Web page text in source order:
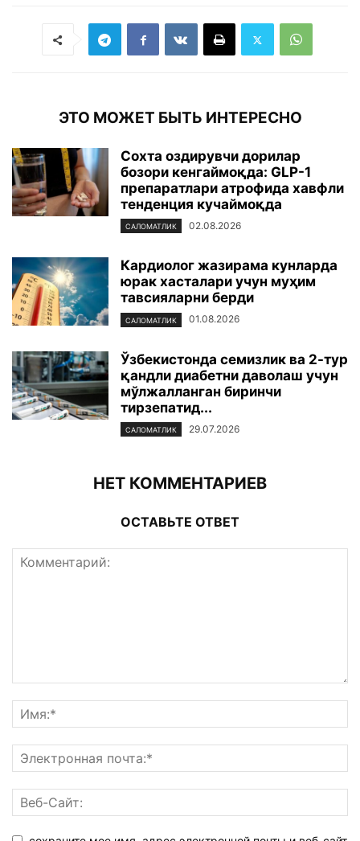
ЭТО МОЖЕТ БЫТЬ ИНТЕРЕСНО
Сохта оздирувчи дорилар
бозори кенгаймоқда: GLP-1
препаратлари атрофида хавфли
тенденция кучаймоқда
САЛОМАТЛИК 02.08.2026
Кардиолог жазирама кунларда
юрак хасталари учун муҳим
тавсияларни берди
САЛОМАТЛИК 01.08.2026
Ўзбекистонда семизлик ва 2-тур
қандли диабетни даволаш учун
мўлжалланган биринчи
тирзепатид...
САЛОМАТЛИК 29.07.2026
НЕТ КОММЕНТАРИЕВ
ОСТАВЬТЕ ОТВЕТ